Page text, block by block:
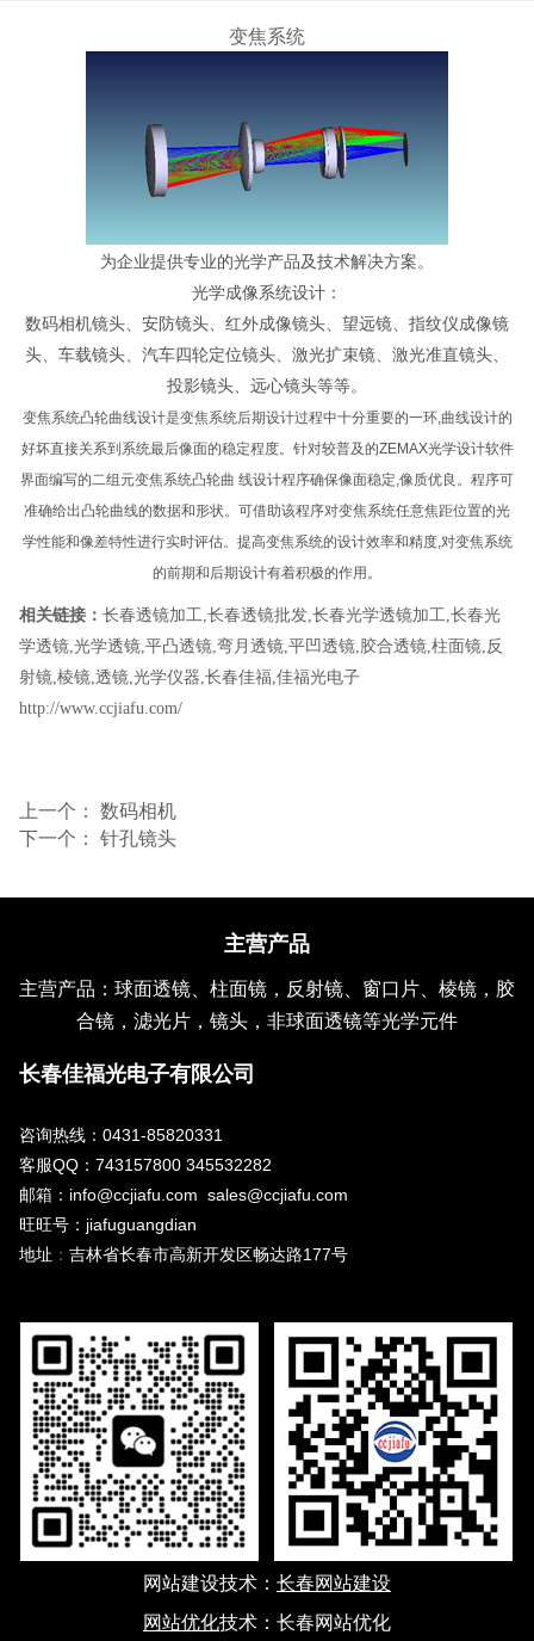
变焦系统
为企业提供专业的光学产品及技术解决方案。
光学成像系统设计：
数码相机镜头、安防镜头、红外成像镜头、望远镜、指纹仪成像镜
头、车载镜头、汽车四轮定位镜头、激光扩束镜、激光准直镜头、
投影镜头、远心镜头等等。
变焦系统凸轮曲线设计是变焦系统后期设计过程中十分重要的一环,曲线设计的
好坏直接关系到系统最后像面的稳定程度。针对较普及的ZEMAX光学设计软件
界面编写的二组元变焦系统凸轮曲 线设计程序确保像面稳定,像质优良。程序可
准确给出凸轮曲线的数据和形状。可借助该程序对变焦系统任意焦距位置的光
学性能和像差特性进行实时评估。提高变焦系统的设计效率和精度,对变焦系统
的前期和后期设计有着积极的作用。
相关链接： 长春透镜加工 长春透镜批发, 长春光学透镜加工 长春光
学透镜, 光学透镜, 平凸透镜, 弯月透镜, 平凹透镜, 胶合透镜, 柱面镜, 反
射镜, 棱镜, 透镜, 光学仪器 长春佳福, 佳福光电子
http://www.ccjiafu.com/
上一个： 数码相机
下一个： 针孔镜头
主营产品
主营产品：球面透镜、柱面镜，反射镜、窗口片、棱镜，胶
合镜，滤光片，镜头，非球面透镜等光学元件
长春佳福光电子有限公司
咨询热线：0431-85820331
客服QQ：743157800 345532282
邮箱：info@ccjiafu.com sales@ccjiafu.com
旺旺号：jiafuguangdian
地址 ： 吉林省长春市高新开发区畅达路177号
网站建设技术： 长春网站建设
网站优化技术： 长春网站优化